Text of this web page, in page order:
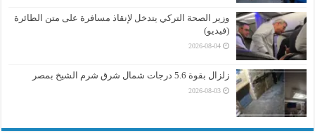
وزير الصحة التركي يتدخل لإنقاذ مسافرة على متن الطائرة
(فيديو)
2026-08-04
زلزال بقوة 5.6 درجات شمال شرق شرم الشيخ بمصر
2026-08-03